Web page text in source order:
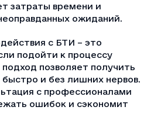
затраты времени и
ожиданий.
с БТИ – это
подойти к процессу
позволяет получить
и без лишних нервов.
с профессионалами
ошибок и сэкономит